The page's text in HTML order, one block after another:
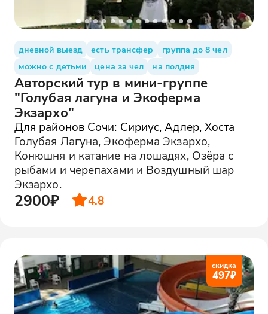
дневной выезд есть трансфер
группа до 8 чел
можно с детьми
цена за чел на полдня
Авторский тур в мини-группе
"Голубая лагуна и Экоферма
Экзархо"
Для районов Сочи: Сириус, Адлер, Хоста
Голубая Лагуна, Экоферма Экзархо,
Конюшня и катание на лошадях, Озёра с
рыбами и черепахами и Воздушный шар
Экзархо.
2900₽ 4.8
скидка
497₽